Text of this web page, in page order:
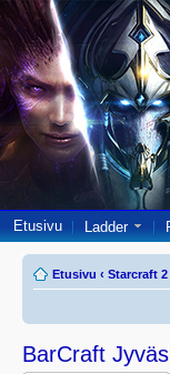
Etusivu Ladder
Etusivu ‹ Starcraft 2
BarCraft